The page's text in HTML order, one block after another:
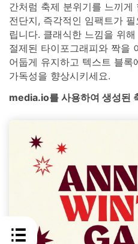
간처럼 축제 분위기를 느끼게
전단지, 즉각적인 임팩트가
립니다. 클래식한 느낌을 위
절제된 타이포그래피와 짝을
어둡게 유지하고 텍스트 블록
가독성을 향상시키세요.
media.io를 사용하여 생성된